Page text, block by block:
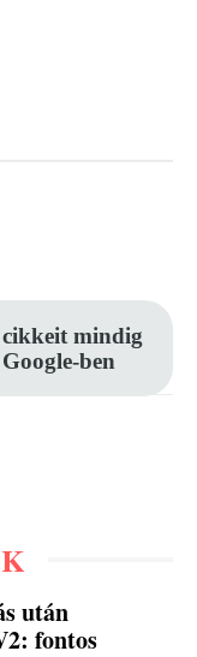
mindig
ben
után
fontos